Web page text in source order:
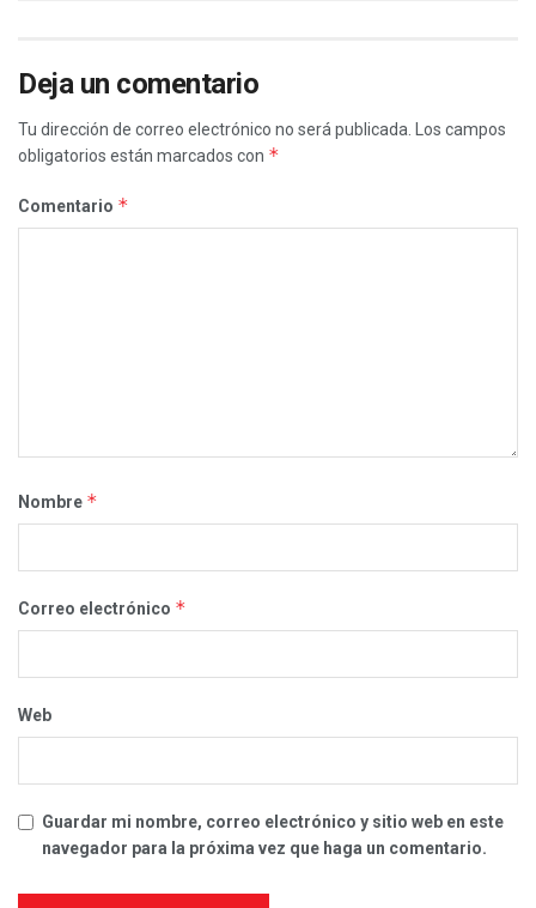
Deja un comentario
Tu dirección de correo electrónico no será publicada.
Los campos
obligatorios están marcados con *
Comentario *
Nombre *
Correo electrónico *
Web
Guardar mi nombre, correo electrónico y sitio web en este
navegador para la próxima vez que haga un comentario.